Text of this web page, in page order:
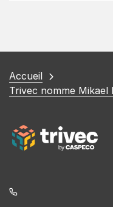
Vous
êtes
Accueil
Trivec nomme Mikael